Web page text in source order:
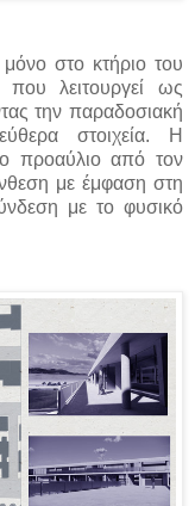
στο κτήριο του
που λειτουργεί ως
την παραδοσιακή
στοιχεία. Η
προαύλιο από τον
με έμφαση στη
με το φυσικό